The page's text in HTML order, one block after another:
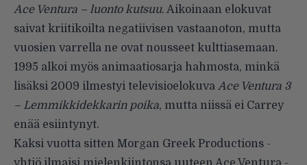
Ace Ventura – luonto kutsuu. Aikoinaan elokuvat
saivat kriitikoilta negatiivisen vastaanoton, mutta
vuosien varrella ne ovat nousseet kulttiasemaan.
1995 alkoi myös animaatiosarja hahmosta, minkä
lisäksi 2009 ilmestyi televisioelokuva Ace Ventura 3
– Lemmikkidekkarin poika, mutta niissä ei Carrey
enää esiintynyt.
Kaksi vuotta sitten Morgan Greek Productions -